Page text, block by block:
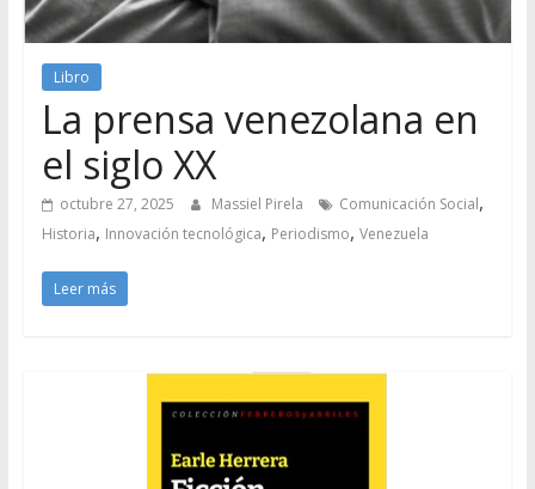
Libro
La prensa venezolana en
el siglo XX
octubre 27, 2025 Massiel Pirela Comunicación Social,
Historia, Innovación tecnológica, Periodismo, Venezuela
Leer más